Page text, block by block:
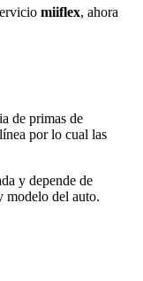
miiflex, ahora
de primas de
por lo cual las
y depende de
modelo del auto.